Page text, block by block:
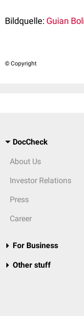
Bildquelle: Guian
© Copyright
DocCheck
About Us
Investor Relations
Press
Career
For Business
Other stuff